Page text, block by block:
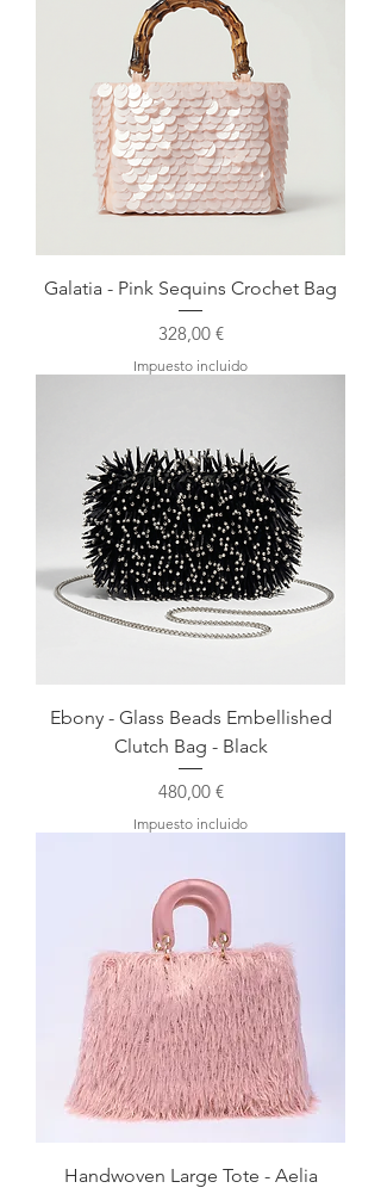
Galatia - Pink Sequins Crochet Bag
Precio
328,00 €
Impuesto incluido
Ebony - Glass Beads Embellished
Clutch Bag - Black
Precio
480,00 €
Impuesto incluido
Handwoven Large Tote - Aelia